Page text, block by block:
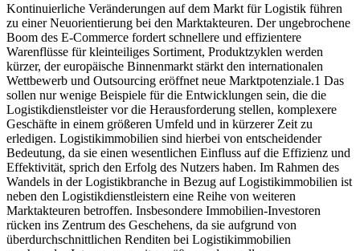
Kontinuierliche Veränderungen auf dem Markt für Logistik führen
zu einer Neuorientierung bei den Marktakteuren. Der ungebrochene
Boom des E-Commerce fordert schnellere und effizientere
Warenflüsse für kleinteiliges Sortiment, Produktzyklen werden
kürzer, der europäische Binnenmarkt stärkt den internationalen
Wettbewerb und Outsourcing eröffnet neue Marktpotenziale.1 Das
sollen nur wenige Beispiele für die Entwicklungen sein, die die
Logistikdienstleister vor die Herausforderung stellen, komplexere
Geschäfte in einem größeren Umfeld und in kürzerer Zeit zu
erledigen. Logistikimmobilien sind hierbei von entscheidender
Bedeutung, da sie einen wesentlichen Einfluss auf die Effizienz und
Effektivität, sprich den Erfolg des Nutzers haben. Im Rahmen des
Wandels in der Logistikbranche in Bezug auf Logistikimmobilien ist
neben den Logistikdienstleistern eine Reihe von weiteren
Marktakteuren betroffen. Insbesondere Immobilien-Investoren
rücken ins Zentrum des Geschehens, da sie aufgrund von
überdurchschnittlichen Renditen bei Logistikimmobilien